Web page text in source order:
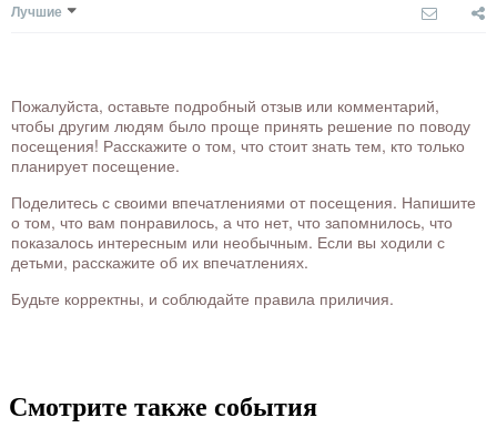
Лучшие
Пожалуйста, оставьте подробный отзыв или комментарий,
чтобы другим людям было проще принять решение по поводу
посещения! Расскажите о том, что стоит знать тем, кто только
планирует посещение.
Поделитесь с своими впечатлениями от посещения. Напишите
о том, что вам понравилось, а что нет, что запомнилось, что
показалось интересным или необычным. Если вы ходили с
детьми, расскажите об их впечатлениях.
Будьте корректны, и соблюдайте правила приличия.
Смотрите также события